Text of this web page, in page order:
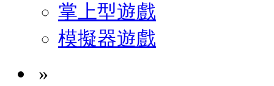
掌上型遊戲
模擬器遊戲
»